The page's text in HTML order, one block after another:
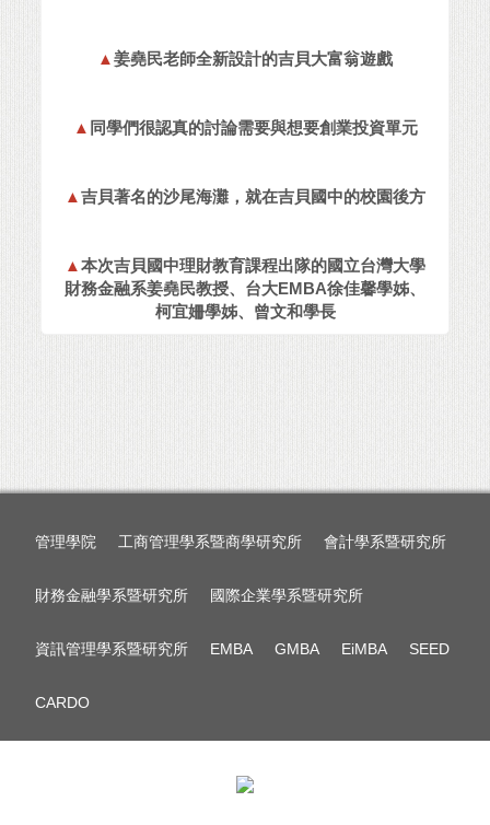
▲ 姜堯民老師全新設計的吉貝大富翁遊戲
▲ 同學們很認真的討論需要與想要創業投資單元
▲ 吉貝著名的沙尾海灘，就在吉貝國中的校園後方
▲ 本次吉貝國中理財教育課程出隊的國立台灣大學
財務金融系姜堯民教授、台大EMBA徐佳馨學姊、
柯宜姍學姊、曾文和學長
管理學院 工商管理學系暨商學研究所 會計學系暨研究所
財務金融學系暨研究所 國際企業學系暨研究所
資訊管理學系暨研究所 EMBA GMBA EiMBA SEED
CARDO